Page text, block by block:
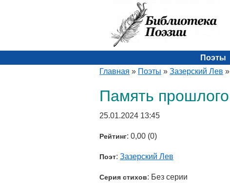
Поэты
Главная » Поэты » Зазерский Лев »
Память прошлого
25.01.2024 13:45
Рейтинг: 0,00 (0)
Поэт: Зазерский Лев
Серия стихов: Без серии